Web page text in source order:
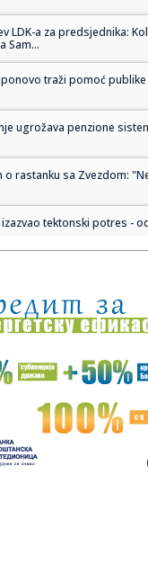
LDK-a za predsjednika:
Sam...
traži pomoć
ugrožava penzione
o rastanku sa Zvezdom:
tektonski potres -
U BARSI: Stigao je odgovor
konkurs za raspodelu
o...
dočekao vatrogasce-
iz Livorna